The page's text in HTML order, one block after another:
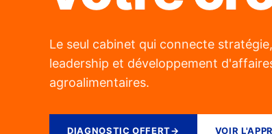
Le seul cabinet qui connecte
leadership et développement
agroalimentaires.
DIAGNOSTIC OFFERT→ VOIR